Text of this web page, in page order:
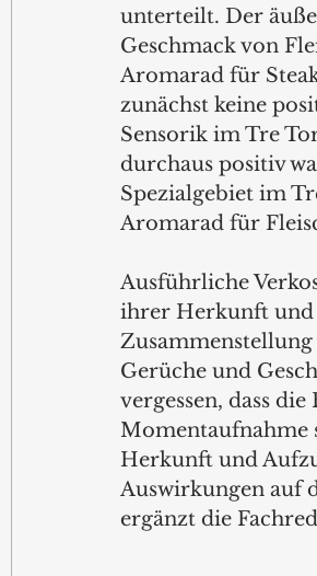
unterteilt. Der
Geschmack von
Aromarad für
zunächst keine
Sensorik im Tre
durchaus positiv
Spezialgebiet im
Aromarad für
Ausführliche
ihrer Herkunft und
Gerüche und
vergessen, dass
Momentaufnahme
Herkunft und
Auswirkungen auf
ergänzt die